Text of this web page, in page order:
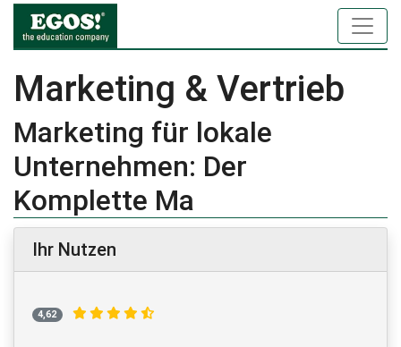
Marketing & Vertrieb
Marketing für lokale
Unternehmen: Der
Komplette Ma
Ihr Nutzen
4,62